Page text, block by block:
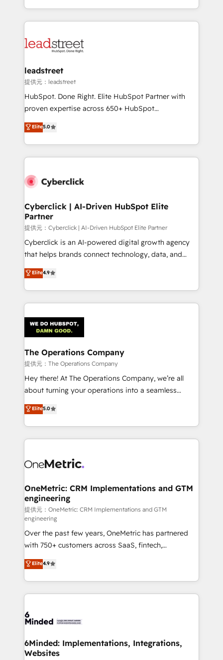
we blend strategy, creativity, and technology to help
custom HubSpot CRM solutions. Our experts design,
implement, and optimize systems to enhance user
marketing, and service teams. From setup to
management, and speed up deal closures. With 500+
projects completed, our Agile approach ensures your
HubSpot CRM drives measurable results. Our
RevOps services align your sales, marketing, and
optimize the revenue lifecycle—lead generation to
retention—by refining processes and eliminating
maximize profitability and adapt to your goals.
leadstreet
提供元：leadstreet
HubSpot. Done Right. Elite HubSpot Partner with
proven expertise across 650+ HubSpot
implementations. With 12+ years of HubSpot
experience, we help you use the HubSpot platform
to its fullest capacity, improve your current HubSpot
website, or build your new one.
Elite5.0
Cyberclick | AI-Driven HubSpot Elite
Partner
提供元：Cyberclick | AI-Driven HubSpot Elite Partner
Cyberclick is an AI-powered digital growth agency
that helps brands connect technology, data, and
creativity to achieve measurable results. Founded in
Barcelona and operating across Spain, LATAM, and
the UK, we support global companies in building
smarter marketing, sales, and customer success
Iberia (Spain & Portugal), we combine human insight
with intelligent automation to drive sustainable
growth. Our multidisciplinary team designs solutions
that simplify complexity, boost performance, and
turn innovation into real impact. 🌍 Highlights •
HubSpot Partner since 2012 • 2022 EMEA Impact
projects • Clients in 30+ industries • Proprietary
technology for integrations • Multilingual team:
Elite4.9
The Operations Company
提供元：The Operations Company
Hey there! At The Operations Company, we’re all
about turning your operations into a seamless
experience that powers real results. We specialize in
transforming complex systems into efficient,
scalable solutions that work across your entire
organization. We’re a unique blend of deep HubSpot
operational know-how. We know that no two
solutions. Instead, we dive in to understand your
needs, goals, and challenges to deliver solutions that
fit like a glove. We’re committed to being both
highly effective and fun to work with. We believe in
efficient processes, as well as building great
relationships. Your success is our success, and we’re
all in this together! From startup to enterprise, we’ll
make sure your HubSpot setup becomes a
powerhouse of productivity, so you can focus on
what matters most: growing your business and
smarter for you!
Elite5.0
OneMetric: CRM Implementations and GTM
engineering
提供元：OneMetric: CRM Implementations and GTM
engineering
Over the past few years, OneMetric has partnered
with 750+ customers across SaaS, fintech,
healthcare, real estate, and other industries. With
150+ HubSpot-certified experts, we deliver scalable
solutions to complex GTM and RevOps challenges.
Our Expertise 🔹 Onboarding & Implementation:
tailored to your GTM motion. 🔹 Migrations: Move
downtime. 🔹 RevOps Strategy: Align teams,
processes, and data to drive revenue efficiency. 🔹
Elite4.9
6Minded: Implementations, Integrations,
Websites